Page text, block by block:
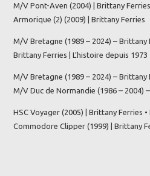
M/V Pont-Aven (2004) | Brittany
Armorique (2) (2009) | Brittany Ferries
M/V Bretagne (1989 – 2024) – Brittany
Brittany Ferries | L’histoire depuis 1973
M/V Bretagne (1989 – 2024) – Brittany
M/V Duc de Normandie (1986 – 2004)
HSC Voyager (2005) | Brittany Ferries
Commodore Clipper (1999) | Brittany